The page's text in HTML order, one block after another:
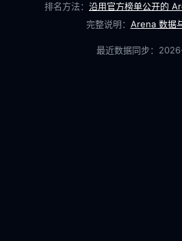
排名方法： 沿用官方榜单公开的
完整说明： Arena 数据
最近数据同步：